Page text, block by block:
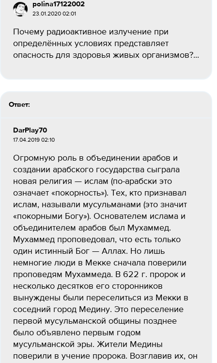
polina17122002
23.01.2020 02:01
Почему радиоактивное излучение при
определённых условиях представляет
опасность для здоровья живых организмов?...
Ответ:
DarPlay70
17.04.2019 02:10
Огромную роль в объединении арабов и
создании арабского государства сыграла
новая религия — ислам (по-арабски это
означает «покорность»). Тех, кто признавал
ислам, называли мусульманами (это значит
«покорными Богу»). Основателем ислама и
объединителем арабов был Мухаммед.
Мухаммед проповедовал, что есть только
один истинный Бог — Аллах. Но лишь
немногие люди в Мекке сначала поверили
проповедям Мухаммеда. В 622 г. пророк и
несколько десятков его сторонников
вынуждены были переселиться из Мекки в
соседний город Медину. Это переселение
первой мусульманской общины позднее
было объявлено первым годом
мусульманской эры. Жители Медины
поверили в учение пророка. Возглавив их, он